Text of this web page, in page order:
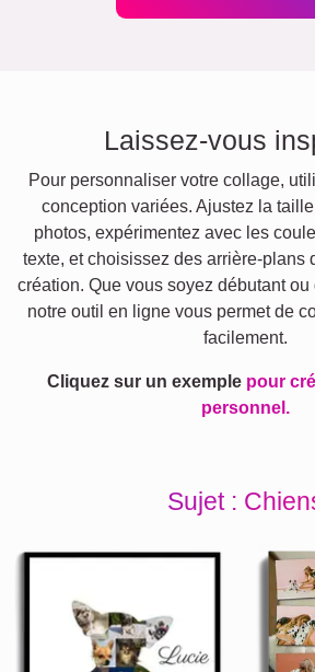
Laissez-vous
Pour personnaliser votre collage,
conception variées. Ajustez la
photos, expérimentez avec les
texte, et choisissez des arrière-plans
création. Que vous soyez débutant
notre outil en ligne vous permet de
facilement.
Cliquez sur un exemple pour
personnel.
Sujet :